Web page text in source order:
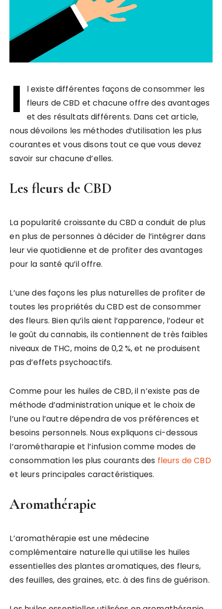
I
l existe différentes façons de consommer les
fleurs de CBD et chacune offre des avantages
et des résultats différents. Dans cet article,
nous dévoilons les méthodes d’utilisation les plus
courantes et vous disons tout ce que vous devez
savoir sur chacune d’elles.
Les fleurs de CBD
La popularité croissante du CBD a conduit de plus
en plus de personnes à décider de l’intégrer dans
leur vie quotidienne et de profiter des avantages
pour la santé qu’il offre.
L’une des façons les plus naturelles de profiter de
toutes les propriétés du CBD est de consommer
des fleurs. Bien qu’ils aient l’apparence, l’odeur et
le goût du cannabis, ils contiennent de très faibles
niveaux de THC, moins de 0,2 %, et ne produisent
pas d’effets psychoactifs.
Comme pour les huiles de CBD, il n’existe pas de
méthode d’administration unique et le choix de
l’une ou l’autre dépendra de vos préférences et
besoins personnels. Nous expliquons ci-dessous
l’arométharapie et l’infusion comme modes de
consommation les plus courants des fleurs de CBD
et leurs principales caractéristiques.
Aromathérapie
L’aromathérapie est une médecine
complémentaire naturelle qui utilise les huiles
essentielles des plantes aromatiques, des fleurs,
des feuilles, des graines, etc. à des fins de guérison.